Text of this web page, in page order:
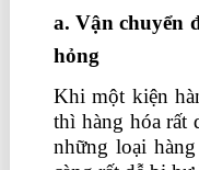
a. Vận chuyển
hỏng
Khi một kiện
thì hàng hóa rất
những loại